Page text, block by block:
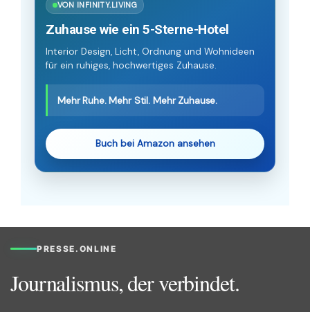
VON INFINITY.LIVING
Zuhause wie ein 5-Sterne-Hotel
Interior Design, Licht, Ordnung und Wohnideen
für ein ruhiges, hochwertiges Zuhause.
Mehr Ruhe. Mehr Stil. Mehr Zuhause.
Buch bei Amazon ansehen
PRESSE.ONLINE
Journalismus, der verbindet.